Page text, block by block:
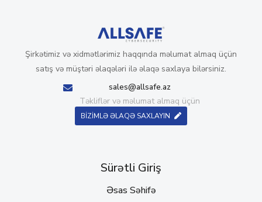
Şirkətimiz və xidmətlərimiz haqqında məlumat almaq üçün
satış və müştəri əlaqələri ilə əlaqə saxlaya bilərsiniz.
sales@allsafe.az
Təkliflər və məlumat almaq üçün
BİZİMLƏ ƏLAQƏ SAXLAYIN
Sürətli Giriş
Əsas Səhifə